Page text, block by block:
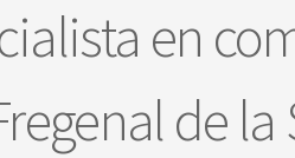
en
de la